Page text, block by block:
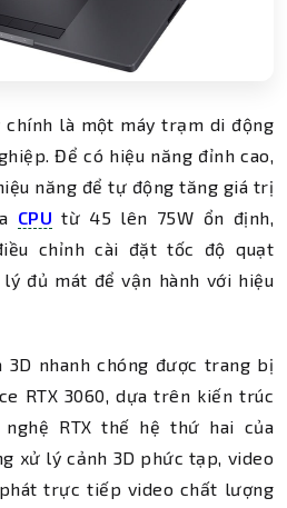
chính là một máy trạm di động
Để có hiệu năng đỉnh cao,
năng để tự động tăng giá trị
CPU từ 45 lên 75W ổn định,
chỉnh cài đặt tốc độ quạt
đủ mát để vận hành với hiệu
nhanh chóng được trang bị
RTX 3060, dựa trên kiến trúc
nghệ RTX thế hệ thứ hai của
xử lý cảnh 3D phức tạp, video
trực tiếp video chất lượng